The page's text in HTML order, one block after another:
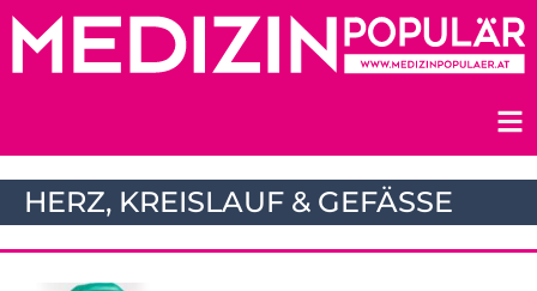
Zum
Inhalt
HERZ, KREISLAUF & GEFÄSSE